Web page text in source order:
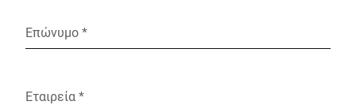
Επώνυμο *
Εταιρεία *